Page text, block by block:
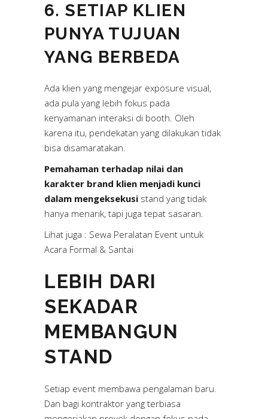
6. SETIAP KLIEN
PUNYA TUJUAN
YANG BERBEDA
Ada klien yang mengejar exposure visual,
ada pula yang lebih fokus pada
kenyamanan interaksi di booth. Oleh
karena itu, pendekatan yang dilakukan tidak
bisa disamaratakan.
Pemahaman terhadap nilai dan
karakter brand klien menjadi kunci
dalam mengeksekusi stand yang tidak
hanya menarik, tapi juga tepat sasaran.
Lihat juga : Sewa Peralatan Event untuk
Acara Formal & Santai
LEBIH DARI
SEKADAR
MEMBANGUN
STAND
Setiap event membawa pengalaman baru.
Dan bagi kontraktor yang terbiasa